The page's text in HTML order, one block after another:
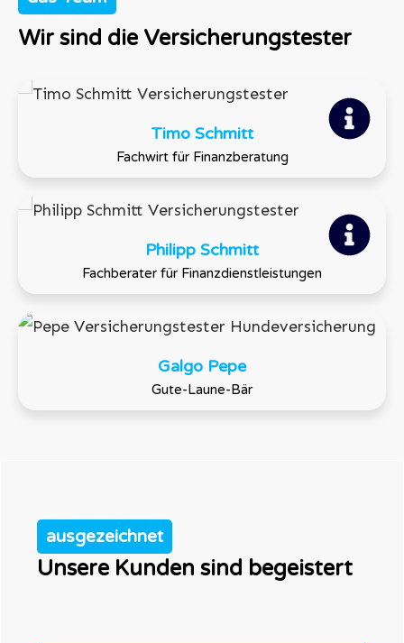
Wir sind die Versicherungstester
Timo Schmitt
Fachwirt für Finanzberatung
Philipp Schmitt
Fachberater für Finanzdienstleistungen
Galgo Pepe
Gute-Laune-Bär
ausgezeichnet
Unsere Kunden sind begeistert